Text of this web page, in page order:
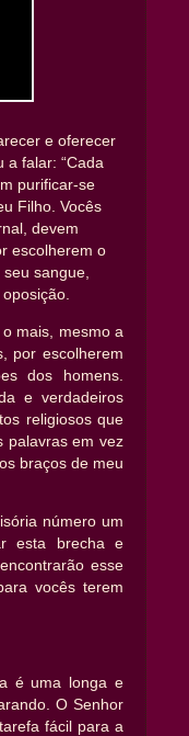
e oferecer
a falar: “Cada
purificar-se
Filho. Vocês
devem
escolherem o
sangue,
mais, mesmo a
por escolherem
dos homens.
e verdadeiros
religiosos que
palavras em vez
braços de meu
número um
esta brecha e
esse
vocês terem
é uma longa e
O Senhor
fácil para a